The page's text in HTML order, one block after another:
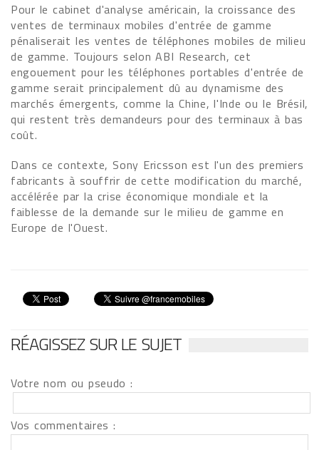
Pour le cabinet d'analyse américain, la croissance des
ventes de terminaux mobiles d'entrée de gamme
pénaliserait les ventes de téléphones mobiles de milieu
de gamme. Toujours selon ABI Research, cet
engouement pour les téléphones portables d'entrée de
gamme serait principalement dû au dynamisme des
marchés émergents, comme la Chine, l'Inde ou le Brésil,
qui restent très demandeurs pour des terminaux à bas
coût.
Dans ce contexte, Sony Ericsson est l'un des premiers
fabricants à souffrir de cette modification du marché,
accélérée par la crise économique mondiale et la
faiblesse de la demande sur le milieu de gamme en
Europe de l'Ouest.
RÉAGISSEZ SUR LE SUJET
Votre nom ou pseudo :
Vos commentaires :